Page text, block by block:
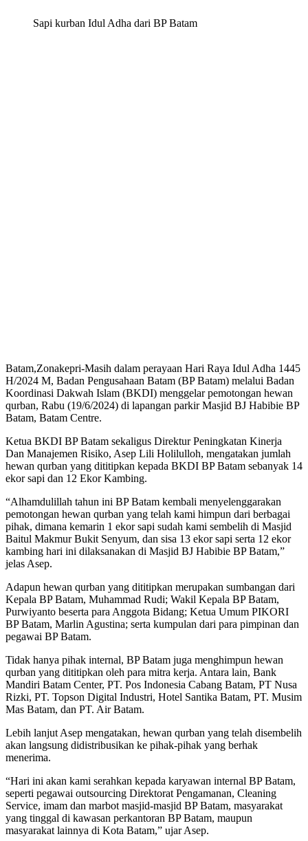
Sapi kurban Idul Adha dari BP Batam
Batam,Zonakepri-Masih dalam perayaan Hari Raya Idul Adha 1445
H/2024 M, Badan Pengusahaan Batam (BP Batam) melalui Badan
Koordinasi Dakwah Islam (BKDI) menggelar pemotongan hewan
qurban, Rabu (19/6/2024) di lapangan parkir Masjid BJ Habibie BP
Batam, Batam Centre.
Ketua BKDI BP Batam sekaligus Direktur Peningkatan Kinerja
Dan Manajemen Risiko, Asep Lili Holilulloh, mengatakan jumlah
hewan qurban yang dititipkan kepada BKDI BP Batam sebanyak 14
ekor sapi dan 12 Ekor Kambing.
“Alhamdulillah tahun ini BP Batam kembali menyelenggarakan
pemotongan hewan qurban yang telah kami himpun dari berbagai
pihak, dimana kemarin 1 ekor sapi sudah kami sembelih di Masjid
Baitul Makmur Bukit Senyum, dan sisa 13 ekor sapi serta 12 ekor
kambing hari ini dilaksanakan di Masjid BJ Habibie BP Batam,”
jelas Asep.
Adapun hewan qurban yang dititipkan merupakan sumbangan dari
Kepala BP Batam, Muhammad Rudi; Wakil Kepala BP Batam,
Purwiyanto beserta para Anggota Bidang; Ketua Umum PIKORI
BP Batam, Marlin Agustina; serta kumpulan dari para pimpinan dan
pegawai BP Batam.
Tidak hanya pihak internal, BP Batam juga menghimpun hewan
qurban yang dititipkan oleh para mitra kerja. Antara lain, Bank
Mandiri Batam Center, PT. Pos Indonesia Cabang Batam, PT Nusa
Rizki, PT. Topson Digital Industri, Hotel Santika Batam, PT. Musim
Mas Batam, dan PT. Air Batam.
Lebih lanjut Asep mengatakan, hewan qurban yang telah disembelih
akan langsung didistribusikan ke pihak-pihak yang berhak
menerima.
“Hari ini akan kami serahkan kepada karyawan internal BP Batam,
seperti pegawai outsourcing Direktorat Pengamanan, Cleaning
Service, imam dan marbot masjid-masjid BP Batam, masyarakat
yang tinggal di kawasan perkantoran BP Batam, maupun
masyarakat lainnya di Kota Batam,” ujar Asep.